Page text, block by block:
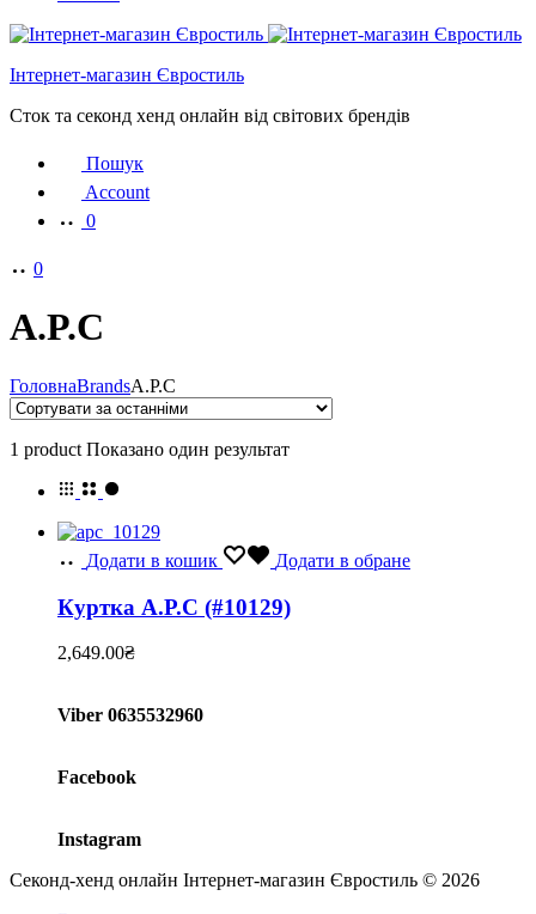
Інтернет-магазин Євростиль
Сток та секонд хенд онлайн від світових брендів
Пошук
Account
0
0
A.P.C
ГоловнаBrandsA.P.C
1 product Показано один результат
Додати в кошик Додати в обране
Куртка A.P.C (#10129)
2,649.00₴
Viber 0635532960
Facebook
Instagram
Секонд-хенд онлайн Інтернет-магазин Євростиль © 2026